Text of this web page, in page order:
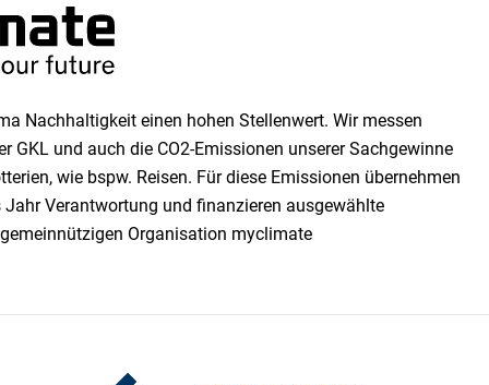
Nachhaltigkeit einen ho­hen Stellen­wert. Wir messen
GKL und auch die CO2-Emissionen unserer Sach­ge­winne
wie bspw. Reisen. Für diese Emissionen übernehmen
Verantwortung und finanzieren ausgewählte
Organisation myclimate